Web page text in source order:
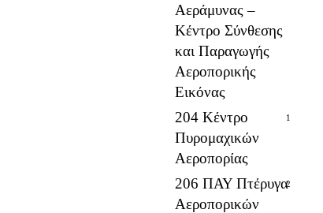
Αεράμυνας –
Κέντρο Σύνθεσης
και Παραγωγής
Αεροπορικής
Εικόνας
204 Κέντρο
Πυρομαχικών
Αεροπορίας
1
206 ΠΑΥ Πτέρυγα
Αεροπορικών
2